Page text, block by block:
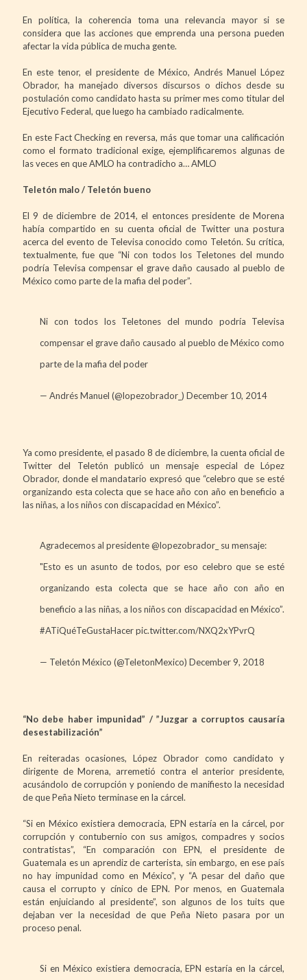
En política, la coherencia toma una relevancia mayor si se
considera que las acciones que emprenda una persona pueden
afectar la vida pública de mucha gente.
En este tenor, el presidente de México, Andrés Manuel López
Obrador, ha manejado diversos discursos o dichos desde su
postulación como candidato hasta su primer mes como titular del
Ejecutivo Federal, que luego ha cambiado radicalmente.
En este Fact Checking en reversa, más que tomar una calificación
como el formato tradicional exige, ejemplificaremos algunas de
las veces en que AMLO ha contradicho a… AMLO
Teletón malo / Teletón bueno
El 9 de diciembre de 2014, el entonces presidente de Morena
había compartido en su cuenta oficial de Twitter una postura
acerca del evento de Televisa conocido como Teletón. Su crítica,
textualmente, fue que “Ni con todos los Teletones del mundo
podría Televisa compensar el grave daño causado al pueblo de
México como parte de la mafia del poder”.
Ni con todos los Teletones del mundo podría Televisa
compensar el grave daño causado al pueblo de México como
parte de la mafia del poder
— Andrés Manuel (@lopezobrador_) December 10, 2014
Ya como presidente, el pasado 8 de diciembre, la cuenta oficial de
Twitter del Teletón publicó un mensaje especial de López
Obrador, donde el mandatario expresó que “celebro que se esté
organizando esta colecta que se hace año con año en beneficio a
las niñas, a los niños con discapacidad en México”.
Agradecemos al presidente@lopezobrador_ su mensaje:
"Esto es un asunto de todos, por eso celebro que se esté
organizando esta colecta que se hace año con año en
beneficio a las niñas, a los niños con discapacidad en México”.
#ATiQuéTeGustaHacerpic.twitter.com/NXQ2xYPvrQ
— Teletón México (@TeletonMexico) December 9, 2018
“No debe haber impunidad” / ”Juzgar a corruptos causaría
desestabilización”
En reiteradas ocasiones, López Obrador como candidato y
dirigente de Morena, arremetió contra el anterior presidente,
acusándolo de corrupción y poniendo de manifiesto la necesidad
de que Peña Nieto terminase en la cárcel.
“Si en México existiera democracia, EPN estaría en la cárcel, por
corrupción y contubernio con sus amigos, compadres y socios
contratistas”, “En comparación con EPN, el presidente de
Guatemala es un aprendiz de carterista, sin embargo, en ese país
no hay impunidad como en México”, y “A pesar del daño que
causa el corrupto y cínico de EPN. Por menos, en Guatemala
están enjuiciando al presidente”, son algunos de los tuits que
dejaban ver la necesidad de que Peña Nieto pasara por un
proceso penal.
Si en México existiera democracia, EPN estaría en la cárcel,